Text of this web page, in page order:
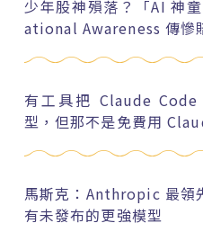
少年股神殞落？「AI 神
ational Awareness 傳慘
有工具把 Claude
型，但那不是免費用
馬斯克：Anthropic 最領
有未發布的更強模型